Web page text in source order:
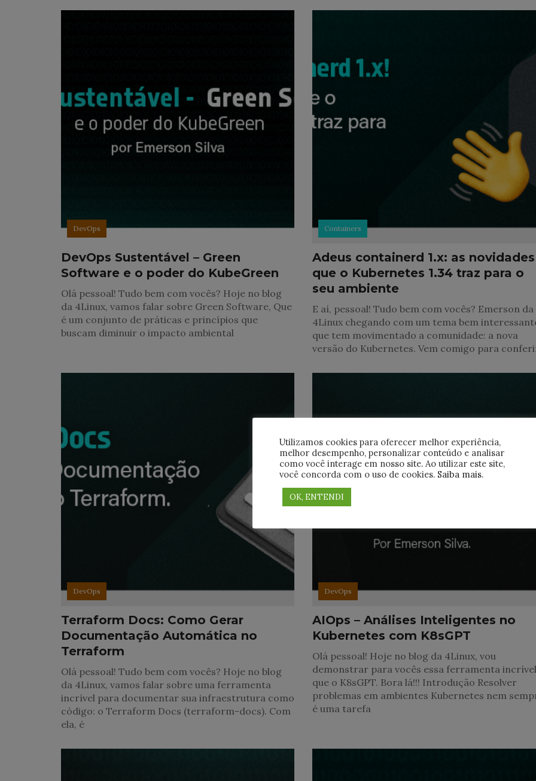
DevOps
DevOps Sustentável – Green
Software e o poder do KubeGreen
Olá pessoal! Tudo bem com vocês? Hoje no blog
da 4Linux, vamos falar sobre Green Software, Que
é um conjunto de práticas e princípios que
buscam diminuir o impacto ambiental
Containers
Adeus containerd 1.x: as novidades
que o Kubernetes 1.34 traz para o
seu ambiente
E aí, pessoal! Tudo bem com vocês? Emerson da
4Linux chegando com um tema bem
que tem movimentado a comunidade: a nova
versão do Kubernetes. Vem comigo para
DevOps
Terraform Docs: Como Gerar
Documentação Automática no
Terraform
Olá pessoal! Tudo bem com vocês? Hoje no blog
da 4Linux, vamos falar sobre uma ferramenta
incrível para documentar sua infraestrutura como
código: o Terraform Docs (terraform-docs). Com
ela, é
DevOps
AIOps – Análises Inteligentes no
Kubernetes com K8sGPT
Olá pessoal! Hoje no blog da 4Linux, vou
demonstrar para vocês essa ferramenta
que o K8sGPT. Bora lá!!! Introdução Resolver
problemas em ambientes Kubernetes nem
é uma tarefa
Utilizamos cookies para oferecer melhor experiência,
melhor desempenho, personalizar conteúdo e analisar
como você interage em nosso site. Ao utilizar este site,
você concorda com o uso de cookies. Saiba mais.
OK, ENTENDI